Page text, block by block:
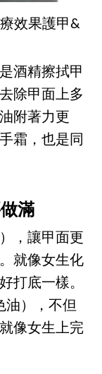
效果護甲&
酒精擦拭甲
除甲面上多
附著力更
霜，也是同
滿
，讓甲面更
就像女生化
打底一樣。
油），不但
像女生上完